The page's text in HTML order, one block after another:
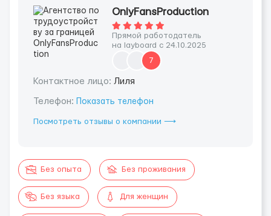
OnlyFansProduction
Прямой работодатель
на layboard с 24.10.2025
7
Контактное лицо: Лиля
Телефон: Показать телефон
Посмотреть отзывы о компании ⟶
Без опыта Без проживания
Без языка Для женщин